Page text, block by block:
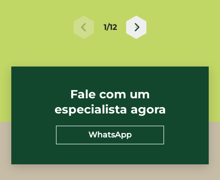
1/12
Fale com um
especialista agora
WhatsApp